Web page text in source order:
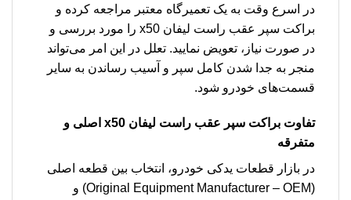
در اسرع وقت به یک تعمیرگاه معتبر مراجعه کرده و
براکت سپر عقب راست لیفان x50 را مورد بررسی و
در صورت نیاز، تعویض نمایید. تعلل در این امر می‌تواند
منجر به جدا شدن کامل سپر و آسیب رساندن به سایر
قسمت‌های خودرو شود.
تفاوت براکت سپر عقب راست لیفان x50
اصلی و
متفرقه
در بازار قطعات یدکی خودرو، انتخاب بین قطعه اصلی
(Original Equipment Manufacturer – OEM) و